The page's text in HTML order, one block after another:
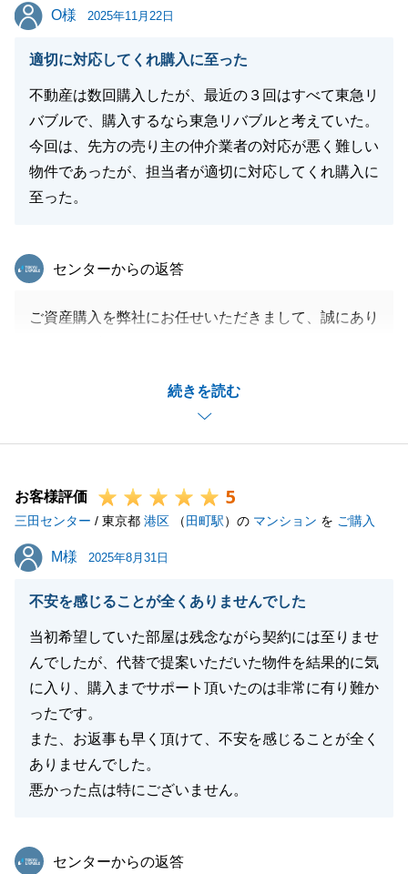
O様
O様 2025年11月22日
適切に対応してくれ購入に至った
不動産は数回購入したが、最近の３回はすべて東急リ
バブルで、購入するなら東急リバブルと考えていた。
今回は、先方の売り主の仲介業者の対応が悪く難しい
物件であったが、担当者が適切に対応してくれ購入に
至った。
続きを読む
東急リバブル
センターからの返答
ご資産購入を弊社にお任せいただきまして、誠にあり
で滞りなく手続きを進めることができました。
今後とも、不動産に関するご相談やご要望がございま
したら、いつでもお気軽にご連絡ください。
も、どうぞよろしくお願い申し上げます。
お客様評価 5
三田センター / 東京都 港区 （ 田町駅）の マンション を ご購入
M様
M様 2025年8月31日
不安を感じることが全くありませんでした
当初希望していた部屋は残念ながら契約には至りませ
んでしたが、代替で提案いただいた物件を結果的に気
に入り、購入までサポート頂いたのは非常に有り難か
ったです。
また、お返事も早く頂けて、不安を感じることが全く
ありませんでした。
悪かった点は特にございません。
東急リバブル
センターからの返答